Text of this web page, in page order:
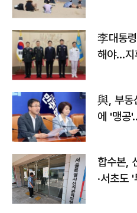
李대통
해야…지
與, 부동
에 '맹공
합수본,
·서초도